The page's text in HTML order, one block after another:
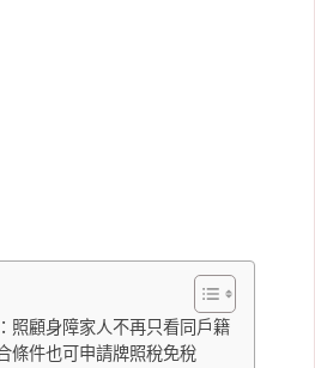
照顧身障家人不再只看同戶籍
條件也可申請牌照稅免稅